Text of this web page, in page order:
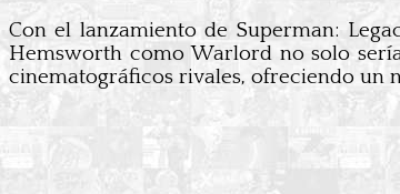
Con el lanzamiento de Superman:
Hemsworth como Warlord no solo
cinematográficos rivales, ofreciendo un